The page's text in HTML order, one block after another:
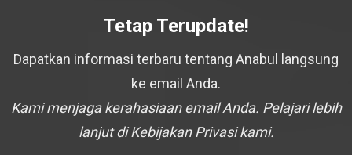
Tetap Terupdate!
Dapatkan informasi terbaru tentang Anabul langsung
ke email Anda.
Kami menjaga kerahasiaan email Anda. Pelajari lebih
lanjut di Kebijakan Privasi kami.